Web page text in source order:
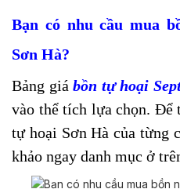
Bạn có nhu cầu mua
Sơn Hà?
Bảng giábồn tự hoại
vào thể tích lựa chọn. Để
tự hoại Sơn Hà của từng
khảo ngay danh mục ở